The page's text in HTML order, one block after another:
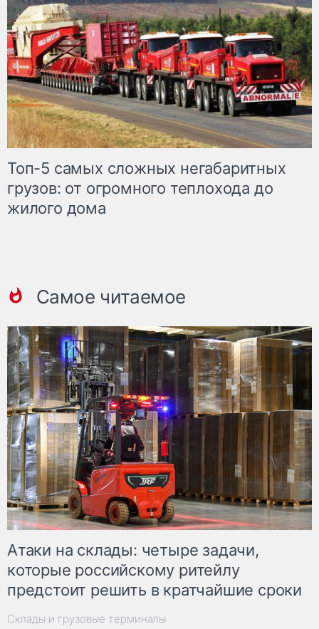
Топ-5 самых сложных негабаритных
грузов: от огромного теплохода до
жилого дома
Самое читаемое
Атаки на склады: четыре задачи,
которые российскому ритейлу
предстоит решить в кратчайшие сроки
Склады и грузовые терминалы